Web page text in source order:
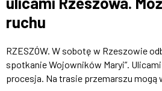
ruchu
RZESZÓW. W sobotę w Rzeszowie
spotkanie Wojowników Maryi”.
procesja. Na trasie przemarszu mogą